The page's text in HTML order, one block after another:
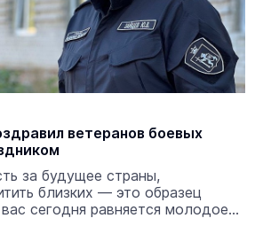
ветеранов боевых
за будущее страны,
близких — это образец
сегодня равняется молодое